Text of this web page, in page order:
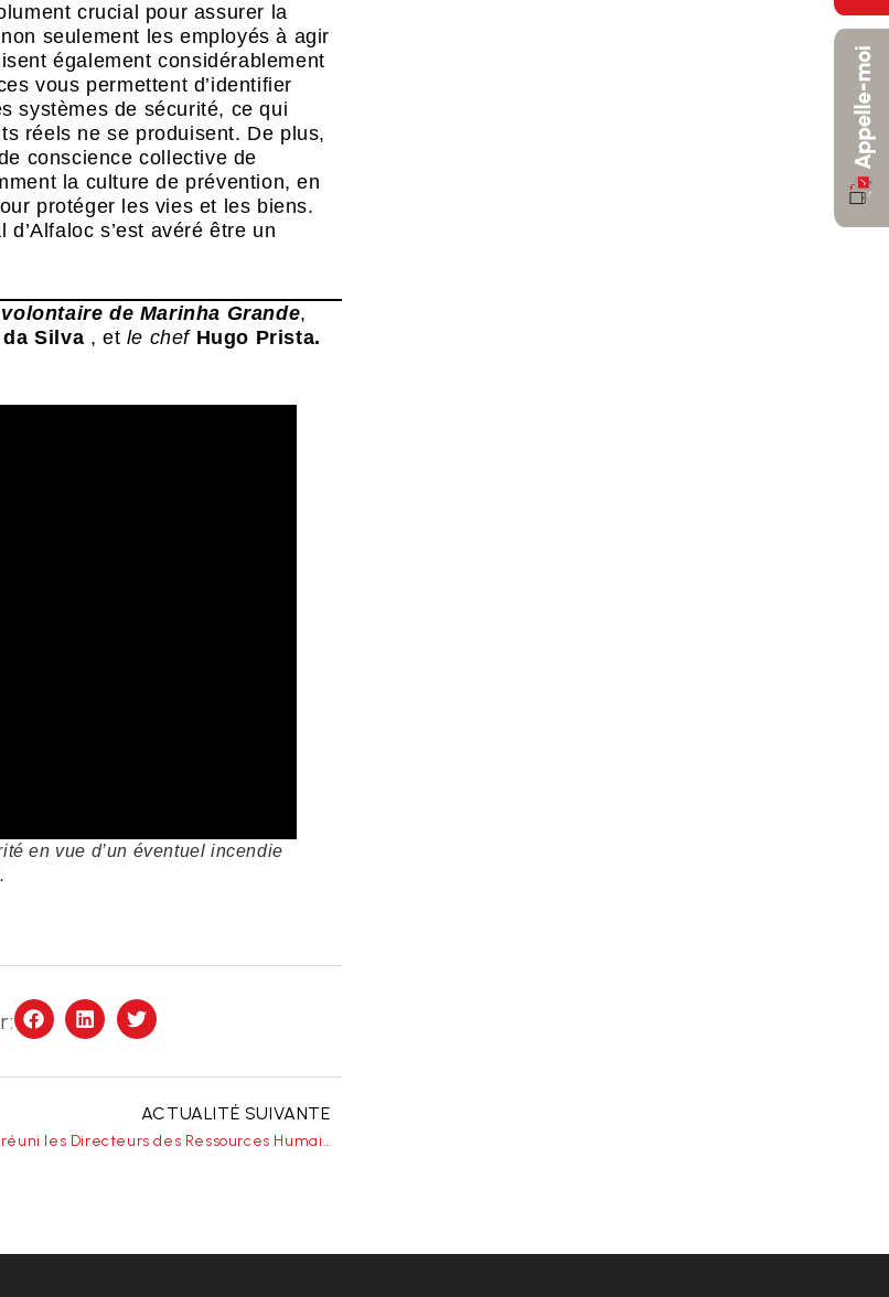
crucial pour assurer la
seulement les employés à agir
également considérablement
vous permettent d’identifier
systèmes de sécurité, ce qui
réels ne se produisent. De plus,
conscience collective de
la culture de prévention, en
protéger les vies et les biens.
s’est avéré être un
de Marinha Grande,
Silva , et le chef Hugo Prista.
en vue d’un éventuel incendie
ACTUALITÉ SUIVANTE
Alfaloc a réuni les Directeurs des Ressources Humaines dans le cadre des Human Talks